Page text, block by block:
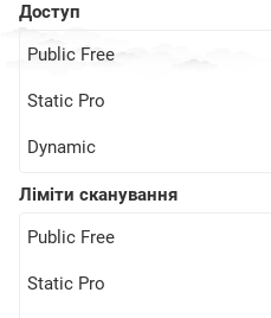
Доступ
Public Free
Static Pro
Dynamic
Ліміти сканування
Public Free
Static Pro